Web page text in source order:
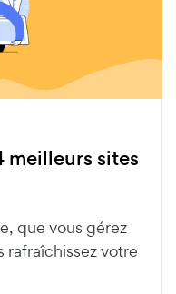
meilleurs sites
que vous gérez
rafraîchissez votre